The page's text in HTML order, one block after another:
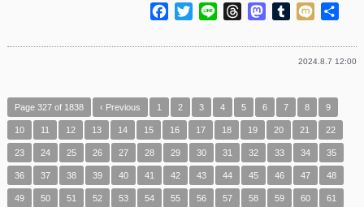
Facebook
TwitterLine ThreadsMastodon
Tumblr
Mixi
2024.8.7 12:00
Page 327 of 1838 ‹ Previous 1 2 3 4 5 6 7 8 9
10 11 12 13 14 15 16 17 18 19 20 21 22
23 24 25 26 27 28 29 30 31 32 33 34 35
36 37 38 39 40 41 42 43 44 45 46 47 48
49 50 51 52 53 54 55 56 57 58 59 60 61